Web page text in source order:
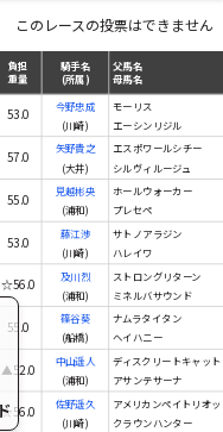
このレースの投票はできません
負担
重量
騎手名
(所属)
父馬名
母馬名
負担
重量
騎手名
(所属)
父馬名
母馬名
53.0
今野忠成
(川崎)
モーリス
エーシンリジル
57.0
矢野貴之
(大井)
エスポワールシチー
シルヴィルージュ
55.0
見越彬央
(浦和)
ホールウォーカー
プレセペ
53.0
藤江渉
(川崎)
サトノアラジン
ハレイワ
☆56.0
及川烈
(浦和)
ストロングリターン
ミネルバサウンド
55.0
篠谷葵
(船橋)
ナムラタイタン
ヘイハニー
▲52.0
中山遥人
(浦和)
ディスクリートキャット
アサンテサーナ
☆56.0
佐野遥久
(川崎)
アメリカンペイトリオ
クラウンハンター